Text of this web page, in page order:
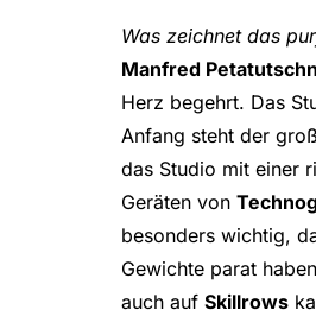
Was zeichnet das
Manfred
Herz begehrt. Das
Anfang steht der
das Studio mit einer
Geräten von
besonders wichtig,
Gewichte parat
auch auf Skillrows